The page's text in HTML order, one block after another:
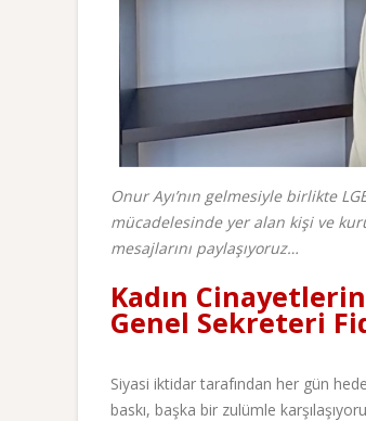
Onur Ayı’nın gelmesiyle birlikte
mücadelesinde yer alan kişi ve
mesajlarını paylaşıyoruz…
Kadın
Genel Sekreteri
Siyasi iktidar tarafından her gün
baskı, başka bir zulümle